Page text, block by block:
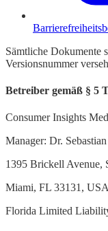
Sämtliche Dokumente
Versionsnummer
Betreiber gemäß § 5
Consumer Insights
Manager: Dr.
1395 Brickell Avenue,
Miami, FL 33131,
Florida Limited